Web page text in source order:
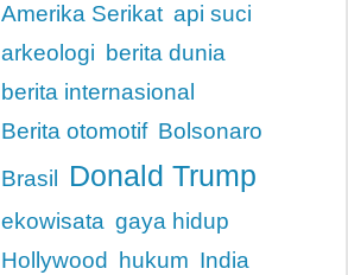
Amerika Serikat api suci
arkeologi berita dunia
berita internasional
Berita otomotif Bolsonaro
Brasil
Donald Trump
ekowisata gaya hidup
Hollywood
hukum India